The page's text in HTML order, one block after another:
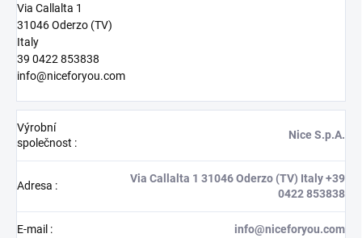
Via Callalta 1
31046 Oderzo (TV)
Italy
39 0422 853838
info@niceforyou.com
Výrobní
společnost :
Nice S.p.A.
Adresa :
Via Callalta 1 31046 Oderzo (TV) Italy +39
0422 853838
E-mail : info@niceforyou.com